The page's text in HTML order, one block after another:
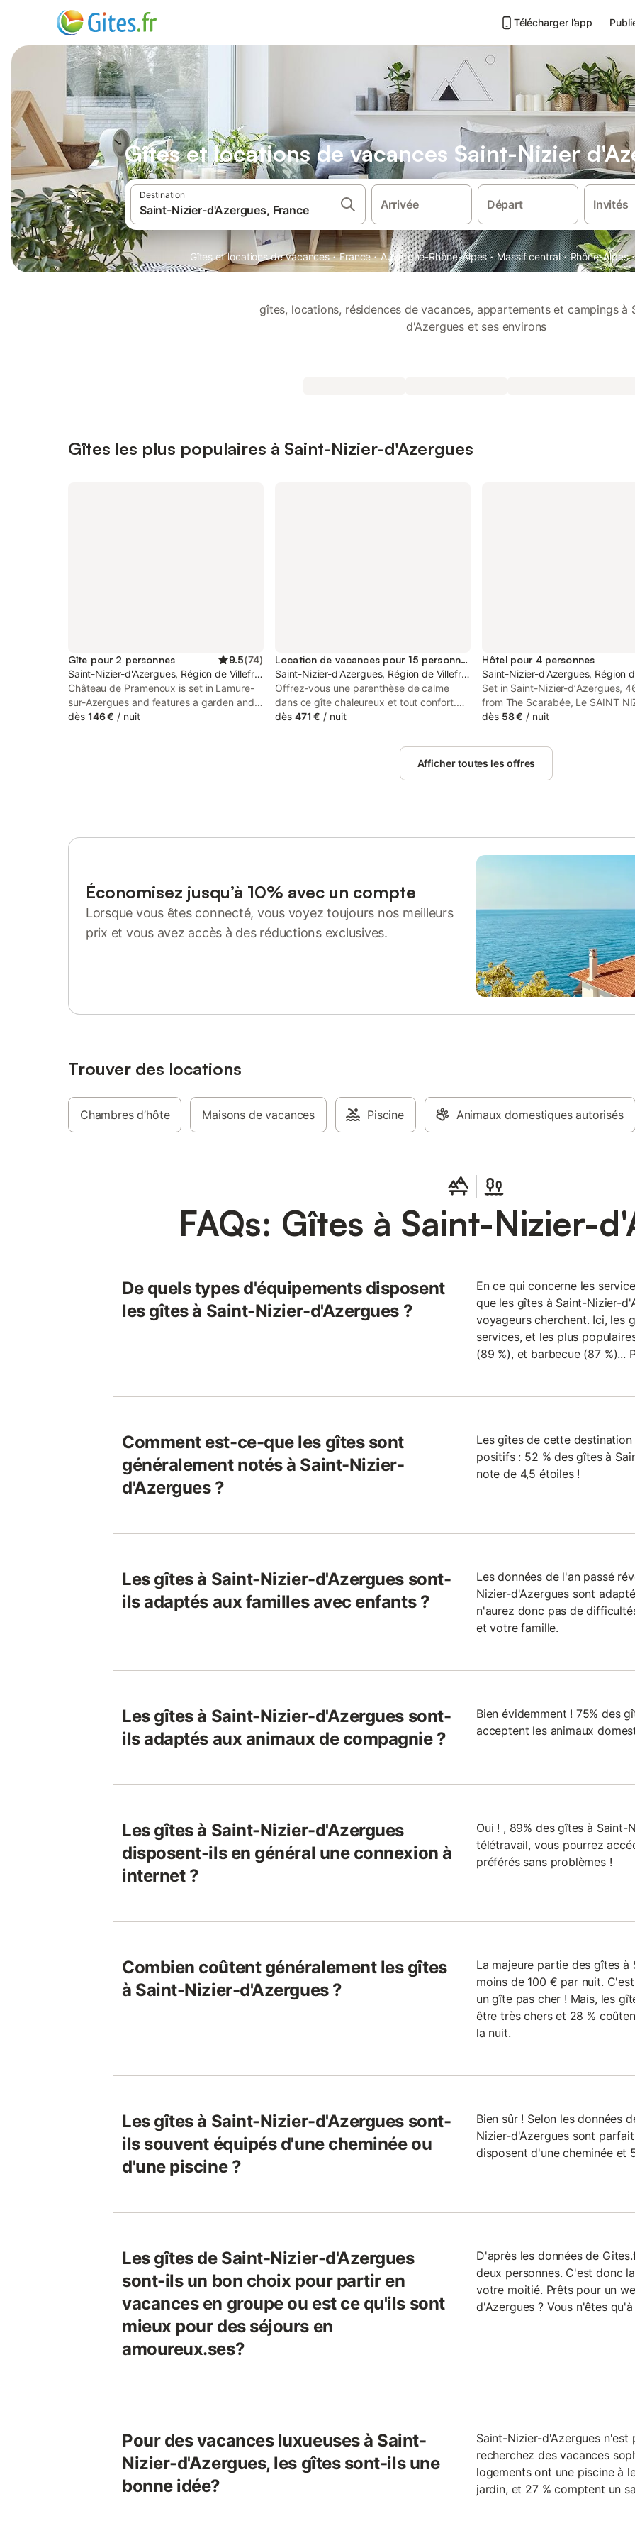
Télécharger l’app
Gîtes et locations de vacances Saint-Nizier
Destination
Arrivée Départ Invités
Gîtes et locations de vacances · France · Auvergne-Rhône-Alpes · Massif central · Rhône-Alpes ·
gîtes, locations, résidences de vacances, appartements et campings à
d'Azergues et ses environs
Gîtes les plus populaires à Saint-Nizier-d'Azergues
Gîte pour 2 personnes 9.5(74)
Saint-Nizier-d'Azergues, Région de Villefranche-sur-Saône
Château de Pramenoux is set in Lamure-
sur-Azergues and features a garden and a
shared lounge. This guest house offers
dès 146 € / nuit
Location de vacances pour 15 personnes
Saint-Nizier-d'Azergues, Région de Villefranche-sur-Saône
Offrez-vous une parenthèse de calme
dans ce gîte chaleureux et tout confort.
Profitez d’un cadre apaisant, idéal pour
partager des moments conviviaux. Entre
nature et sérénité, chaque instant invite à
dès 471 € / nuit
Hôtel pour 4 personnes
Saint-Nizier-d'Azergues, Région
Set in Saint-Nizier-dʼAzergues,
from The Scarabée, Le SAINT
offers accommodation with a
The hotel has family rooms.
hotel can enjoy a continental
dès 58 € / nuit
Afficher toutes les offres
Économisez jusqu’à 10% avec un compte
Lorsque vous êtes connecté, vous voyez toujours nos meilleurs
prix et vous avez accès à des réductions exclusives.
Trouver des locations
Chambres d’hôte Maisons de vacances Piscine Animaux domestiques autorisés
FAQs: Gîtes à Saint-Nizier-
De quels types d'équipements disposent
les gîtes à Saint-Nizier-d'Azergues ?
En ce qui concerne les
que les gîtes à Saint-Nizier-
voyageurs cherchent. Ici, les
services, et les plus
(89 %), et barbecue (87 %)...
Comment est-ce-que les gîtes sont
généralement notés à Saint-Nizier-
d'Azergues ?
Les gîtes de cette
positifs : 52 % des gîtes à
note de 4,5 étoiles !
Les gîtes à Saint-Nizier-d'Azergues sont-
ils adaptés aux familles avec enfants ?
Les données de l'an passé
Nizier-d'Azergues sont
n'aurez donc pas de
et votre famille.
Les gîtes à Saint-Nizier-d'Azergues sont-
ils adaptés aux animaux de compagnie ?
Bien évidemment ! 75% des
acceptent les animaux
Les gîtes à Saint-Nizier-d'Azergues
disposent-ils en général une connexion à
internet ?
Oui ! , 89% des gîtes à
télétravail, vous pourrez
préférés sans problèmes !
Combien coûtent généralement les gîtes
à Saint-Nizier-d'Azergues ?
La majeure partie des gîtes
moins de 100 € par nuit.
un gîte pas cher ! Mais, les
être très chers et 28 %
la nuit.
Les gîtes à Saint-Nizier-d'Azergues sont-
ils souvent équipés d'une cheminée ou
d'une piscine ?
Bien sûr ! Selon les données
Nizier-d'Azergues sont
disposent d'une cheminée et
Les gîtes de Saint-Nizier-d'Azergues
sont-ils un bon choix pour partir en
vacances en groupe ou est ce qu'ils sont
mieux pour des séjours en
amoureux.ses?
D'après les données de
deux personnes. C'est donc
votre moitié. Prêts pour un
d'Azergues ? Vous n'êtes
Pour des vacances luxueuses à Saint-
Nizier-d'Azergues, les gîtes sont-ils une
bonne idée?
Saint-Nizier-d'Azergues n'est
recherchez des vacances
logements ont une piscine à
jardin, et 27 % comptent un